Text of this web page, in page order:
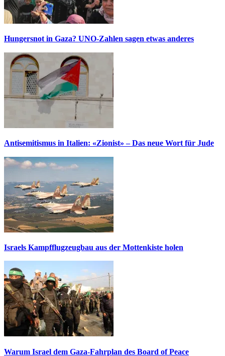
Hungersnot in Gaza? UNO-Zahlen sagen etwas anderes
Antisemitismus in Italien: «Zionist» – Das neue Wort für Jude
Israels Kampfflugzeugbau aus der Mottenkiste holen
Warum Israel dem Gaza-Fahrplan des Board of Peace